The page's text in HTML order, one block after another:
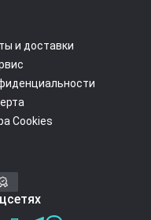
и доставки
Cookies